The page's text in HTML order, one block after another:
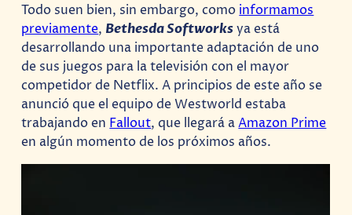
Todo suen bien, sin embargo, como informamos
previamente, Bethesda Softworksya está
desarrollando una importante adaptación de uno
de sus juegos para la televisión con el mayor
competidor de Netflix. A principios de este año se
anunció que el equipo de Westworld estaba
trabajando en Fallout, que llegará aAmazon Prime
en algún momento de los próximos años.